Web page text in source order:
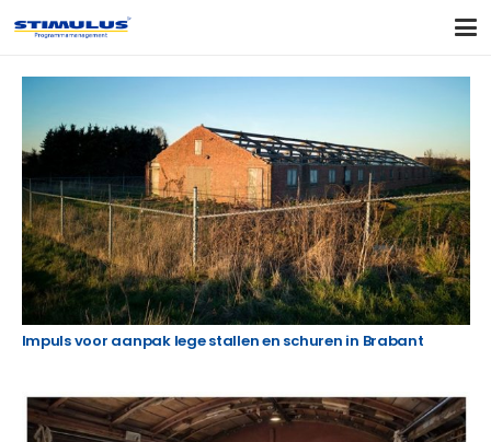
Impuls voor aanpak lege stallen en schuren in Brabant